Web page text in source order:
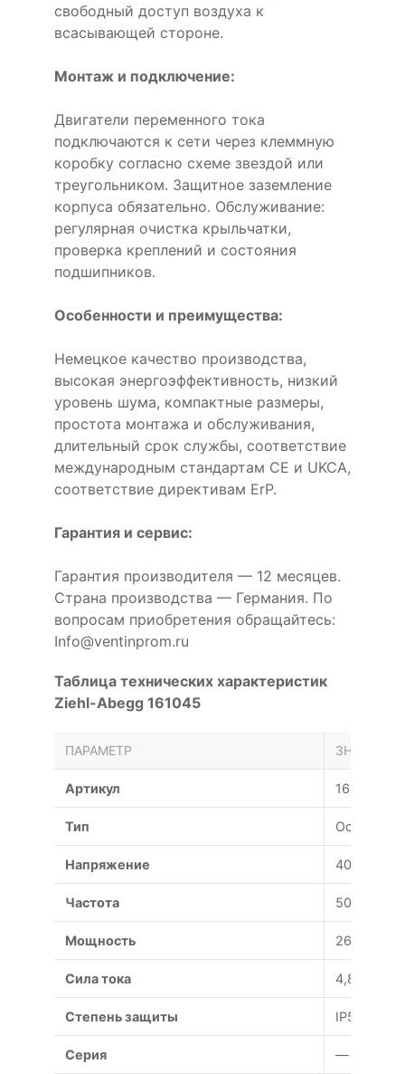
свободный доступ воздуха к
всасывающей стороне.
Монтаж и подключение:
Двигатели переменного тока
подключаются к сети через клеммную
коробку согласно схеме звездой или
треугольником. Защитное заземление
корпуса обязательно. Обслуживание:
регулярная очистка крыльчатки,
проверка креплений и состояния
подшипников.
Особенности и преимущества:
Немецкое качество производства,
высокая энергоэффективность, низкий
уровень шума, компактные размеры,
простота монтажа и обслуживания,
длительный срок службы, соответствие
международным стандартам CE и UKCA,
соответствие директивам ErP.
Гарантия и сервис:
Гарантия производителя — 12 месяцев.
Страна производства — Германия. По
вопросам приобретения обращайтесь:
Info@ventinprom.ru
Таблица технических характеристик
Ziehl-Abegg 161045
ПАРАМЕТР ЗНАЧЕНИЕ
Артикул 161045
Тип Осевой
Напряжение 400 В
Частота 50 Гц
Мощность 2600/1700
Сила тока 4,80/2,90
Степень защиты IP54
Серия —